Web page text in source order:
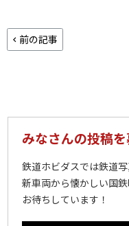
前の記事
みなさんの投稿
鉄道ホビダスでは鉄道
新車両から懐かしい国
お待ちしています！